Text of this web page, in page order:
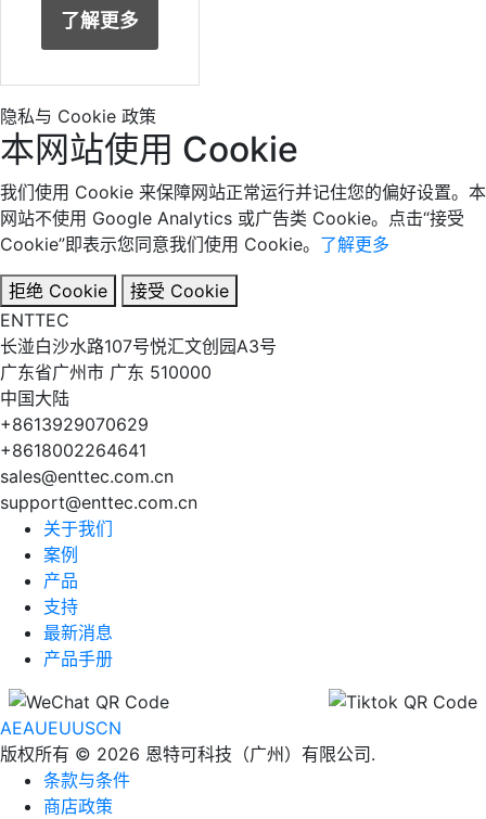
了解更多
隐私与 Cookie 政策
本网站使用 Cookie
我们使用 Cookie 来保障网站正常运行并记住您的偏好设置。本
网站不使用 Google Analytics 或广告类 Cookie。点击“接受
Cookie”即表示您同意我们使用 Cookie。 了解更多
拒绝 Cookie
接受 Cookie
ENTTEC
长湴白沙水路107号悦汇文创园A3号
广东省广州市 广东 510000
中国大陆
+8613929070629
+8618002264641
sales@enttec.com.cn
support@enttec.com.cn
关于我们
案例
产品
支持
最新消息
产品手册
AEAUEUUSCN
版权所有 © 2026 恩特可科技（广州）有限公司.
条款与条件
商店政策